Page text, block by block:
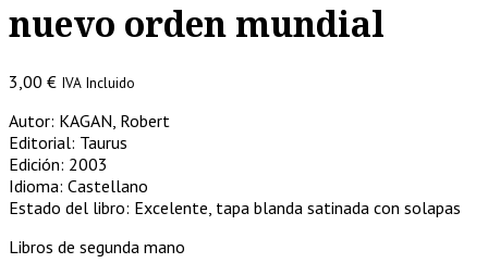
nuevo orden mundial
3,00 € IVA Incluido
Autor: KAGAN, Robert
Editorial: Taurus
Edición: 2003
Idioma: Castellano
Estado del libro: Excelente, tapa blanda satinada con solapas
Libros de segunda mano